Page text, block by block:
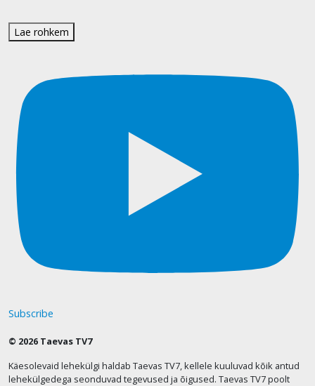
Lae rohkem
Subscribe
© 2026 Taevas TV7
Käesolevaid lehekülgi haldab Taevas TV7, kellele kuuluvad kõik antud
lehekülgedega seonduvad tegevused ja õigused. Taevas TV7 poolt